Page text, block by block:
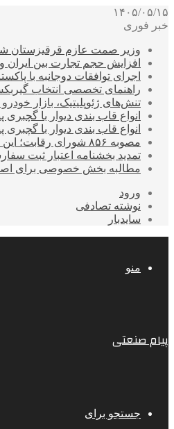
۱۴۰۵/۰۵/۱۵
خبر فوری
وزیر صمت عازم قرقیزستان
افزایش حجم تجارت بین ایران و پاکستان
اجرای توافقات دوجانبه با
راهنمای تخصصی انتخاب
تنش‌های ژئوپلیتیک، بازار
انواع قاب بندی دیوار با
انواع قاب بندی دیوار با
مصوبه ۸۵۶ شورای رقابت؛ این جاده یک‌طرفه است
تمدید بخشنامه اعتبار ثبت سفارشات
مطالبه بخش خصوصی برای
ورود
نوشته تصادفی
سایدبار
منو
پیام صنعتی
جستجو برای